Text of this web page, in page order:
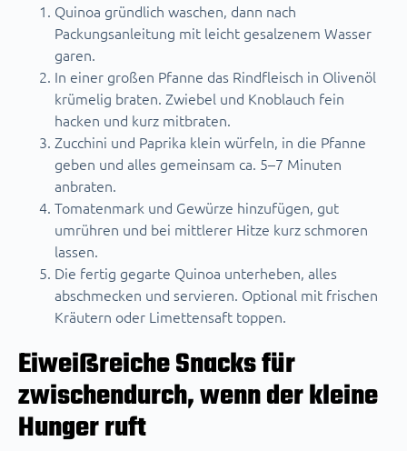
Quinoa gründlich waschen, dann nach
Packungsanleitung mit leicht gesalzenem Wasser
garen.
In einer großen Pfanne das Rindfleisch in Olivenöl
krümelig braten. Zwiebel und Knoblauch fein
hacken und kurz mitbraten.
Zucchini und Paprika klein würfeln, in die Pfanne
geben und alles gemeinsam ca. 5–7 Minuten
anbraten.
Tomatenmark und Gewürze hinzufügen, gut
umrühren und bei mittlerer Hitze kurz schmoren
lassen.
Die fertig gegarte Quinoa unterheben, alles
abschmecken und servieren. Optional mit frischen
Kräutern oder Limettensaft toppen.
Eiweißreiche Snacks für
zwischendurch, wenn der kleine
Hunger ruft